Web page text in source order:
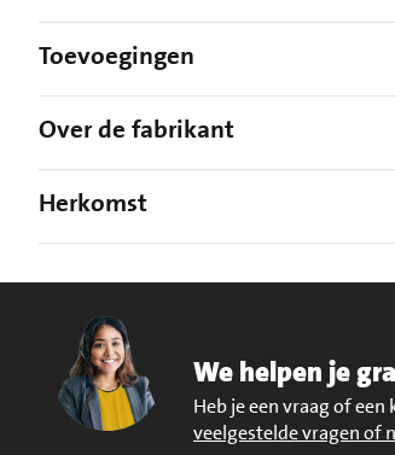
Toevoegingen
Over de fabrikant
Herkomst
We helpen je
Heb je een vraag of een
veelgestelde vragen of